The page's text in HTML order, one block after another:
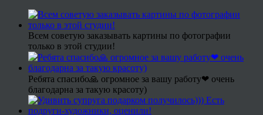
Всем советую заказывать картины по фотографии
только в этой студии!
Ребята спасибо🙏 огромное за вашу работу❤ очень
благодарна за такую красоту)